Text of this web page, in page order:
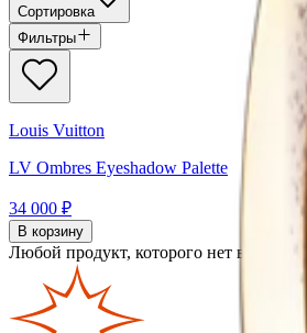
Сортировка
Фильтры
Louis Vuitton
LV Ombres Eyeshadow Palette
34 000 ₽
В корзину
Любой продукт, которого нет в